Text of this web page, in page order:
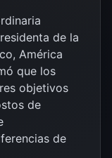
de la
América
que los
objetivos
de
de